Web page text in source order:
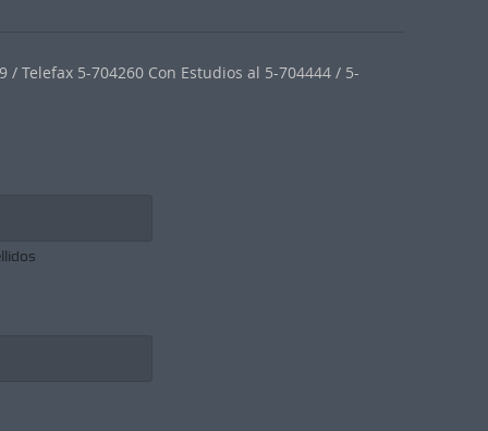
Telefax 5-704260 Con Estudios al 5-704444 / 5-